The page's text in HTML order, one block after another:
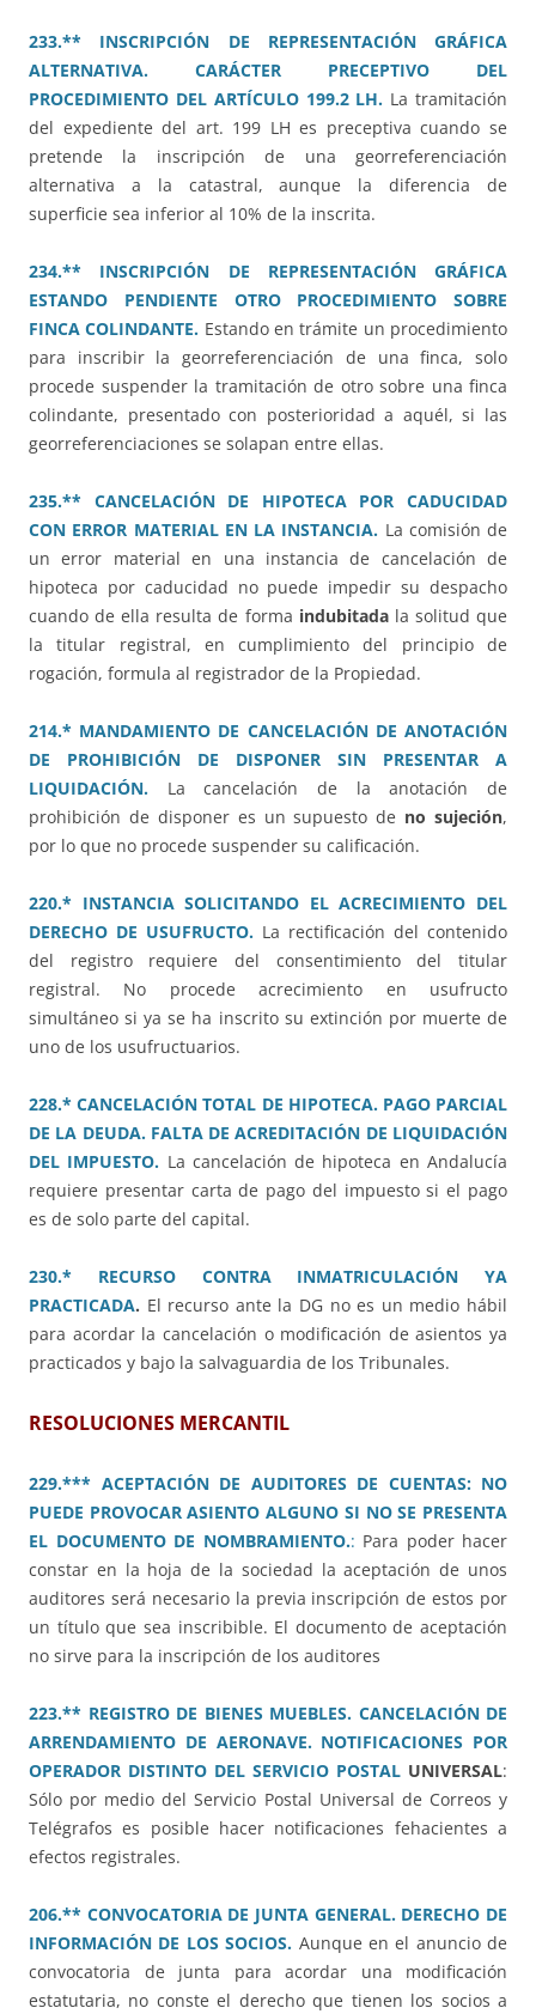
233.** INSCRIPCIÓN DE REPRESENTACIÓN GRÁFICA
ALTERNATIVA. CARÁCTER PRECEPTIVO DEL
PROCEDIMIENTO DEL ARTÍCULO 199.2 LH. La tramitación
del expediente del art. 199 LH es preceptiva cuando se
pretende la inscripción de una georreferenciación
alternativa a la catastral, aunque la diferencia de
superficie sea inferior al 10% de la inscrita.
234.** INSCRIPCIÓN DE REPRESENTACIÓN GRÁFICA
ESTANDO PENDIENTE OTRO PROCEDIMIENTO SOBRE
FINCA COLINDANTE. Estando en trámite un procedimiento
para inscribir la georreferenciación de una finca, solo
procede suspender la tramitación de otro sobre una finca
colindante, presentado con posterioridad a aquél, si las
georreferenciaciones se solapan entre ellas.
235.** CANCELACIÓN DE HIPOTECA POR CADUCIDAD
CON ERROR MATERIAL EN LA INSTANCIA. La comisión de
un error material en una instancia de cancelación de
hipoteca por caducidad no puede impedir su despacho
cuando de ella resulta de forma indubitadala solitud que
la titular registral, en cumplimiento del principio de
rogación, formula al registrador de la Propiedad.
214.* MANDAMIENTO DE CANCELACIÓN DE ANOTACIÓN
DE PROHIBICIÓN DE DISPONER SIN PRESENTAR A
LIQUIDACIÓN. La cancelación de la anotación de
prohibición de disponer es un supuesto de no sujeción,
por lo que no procede suspender su calificación.
220.* INSTANCIA SOLICITANDO EL ACRECIMIENTO DEL
DERECHO DE USUFRUCTO. La rectificación del contenido
del registro requiere del consentimiento del titular
registral. No procede acrecimiento en usufructo
simultáneo si ya se ha inscrito su extinción por muerte de
uno de los usufructuarios.
228.* CANCELACIÓN TOTAL DE HIPOTECA. PAGO PARCIAL
DE LA DEUDA. FALTA DE ACREDITACIÓN DE LIQUIDACIÓN
DEL IMPUESTO. La cancelación de hipoteca en Andalucía
requiere presentar carta de pago del impuesto si el pago
es de solo parte del capital.
230.* RECURSO CONTRA INMATRICULACIÓN YA
PRACTICADA. El recurso ante la DG no es un medio hábil
para acordar la cancelación o modificación de asientos ya
practicados y bajo la salvaguardia de los Tribunales.
RESOLUCIONES MERCANTIL
229.*** ACEPTACIÓN DE AUDITORES DE CUENTAS: NO
PUEDE PROVOCAR ASIENTO ALGUNO SI NO SE PRESENTA
EL DOCUMENTO DE NOMBRAMIENTO.: Para poder hacer
constar en la hoja de la sociedad la aceptación de unos
auditores será necesario la previa inscripción de estos por
un título que sea inscribible. El documento de aceptación
no sirve para la inscripción de los auditores
223.** REGISTRO DE BIENES MUEBLES. CANCELACIÓN DE
ARRENDAMIENTO DE AERONAVE. NOTIFICACIONES POR
OPERADOR DISTINTO DEL SERVICIO POSTAL UNIVERSAL:
Sólo por medio del Servicio Postal Universal de Correos y
Telégrafos es posible hacer notificaciones fehacientes a
efectos registrales.
206.** CONVOCATORIA DE JUNTA GENERAL. DERECHO DE
INFORMACIÓN DE LOS SOCIOS. Aunque en el anuncio de
convocatoria de junta para acordar una modificación
estatutaria, no conste el derecho que tienen los socios a